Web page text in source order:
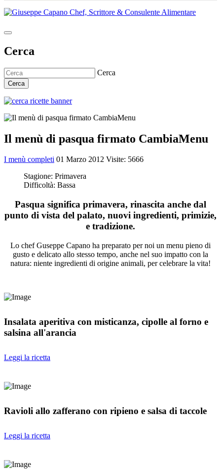
Cerca
Cerca
Cerca
Il menù di pasqua firmato CambiaMenu
I menù completi 01 Marzo 2012 Visite: 5666
Stagione: Primavera
Difficoltà: Bassa
Pasqua significa primavera, rinascita anche dal
punto di vista del palato, nuovi ingredienti, primizie,
e tradizione.
Lo chef Guseppe Capano ha preparato per noi un menu pieno di
gusto e delicato allo stesso tempo, anche nel suo impatto con la
natura: niente ingredienti di origine animali, per celebrare la vita!
Insalata aperitiva con misticanza, cipolle al forno e
salsina all'arancia
Leggi la ricetta
Ravioli allo zafferano con ripieno e salsa di taccole
Leggi la ricetta